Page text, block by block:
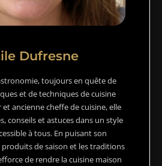
Dufresne
toujours en quête de
et de techniques de cuisine
ancienne cheffe de cuisine, elle
conseils et astuces dans un style
à tous. En puisant son
de saison et les traditions
de rendre la cuisine maison